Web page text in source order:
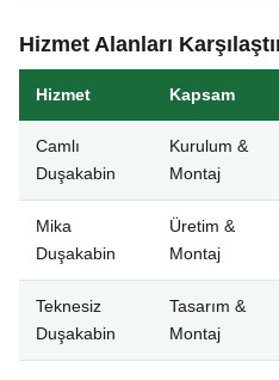
Hizmet Alanları
Hizmet Kapsam
Camlı
Duşakabin
Kurulum &
Montaj
Mika
Duşakabin
Üretim &
Montaj
Teknesiz
Duşakabin
Tasarım &
Montaj